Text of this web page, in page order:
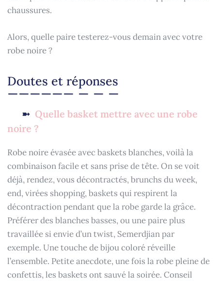
chaussures.
Alors, quelle paire testerez-vous demain avec votre
robe noire ?
Doutes et réponses
Quelle basket mettre avec une robe
noire ?
Robe noire évasée avec baskets blanches, voilà la
combinaison facile et sans prise de tête. On se voit
déjà, rendez, vous décontractés, brunchs du week,
end, virées shopping, baskets qui respirent la
décontraction pendant que la robe garde la grâce.
Préférer des blanches basses, ou une paire plus
travaillée si envie d’un twist, Semerdjian par
exemple. Une touche de bijou coloré réveille
l’ensemble. Petite anecdote, une fois la robe pleine de
confettis, les baskets ont sauvé la soirée. Conseil